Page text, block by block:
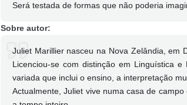
Será testada de formas que não poderia
Sobre autor:
Juliet Marillier nasceu na Nova Zelândia, em
Licenciou-se com distinção em Linguística
variada que inclui o ensino, a interpretação
Actualmente, Juliet vive numa casa de